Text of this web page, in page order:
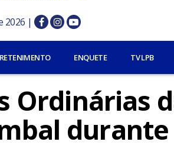
2026 |
ENQUETE TV LPB
Ordinárias
durante